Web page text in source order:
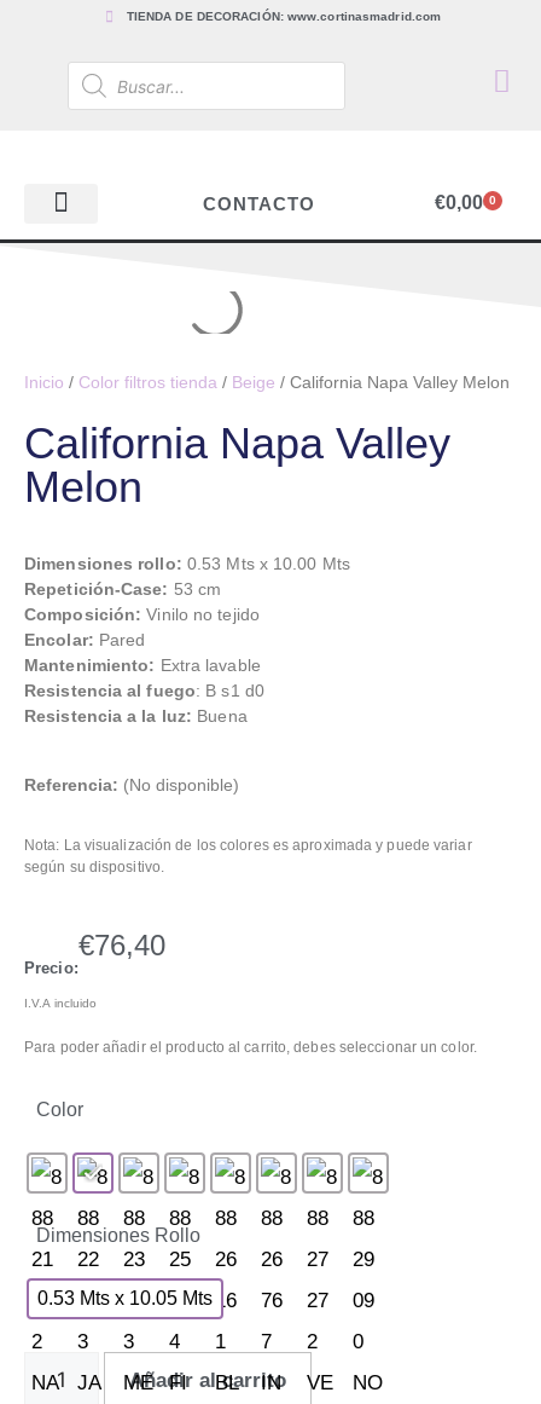
TIENDA DE DECORACIÓN: www.cortinasmadrid.com
CONTACTO €0,00 0
Inicio / Color filtros tienda / Beige / California Napa Valley Melon
California Napa Valley
Melon
Dimensiones rollo: 0.53 Mts x 10.00 Mts
Repetición-Case: 53 cm
Composición: Vinilo no tejido
Encolar: Pared
Mantenimiento: Extra lavable
Resistencia al fuego: B s1 d0
Resistencia a la luz: Buena
Referencia: (No disponible)
Nota: La visualización de los colores es aproximada y puede variar
según su dispositivo.
Precio:
€76,40
I.V.A incluido
Para poder añadir el producto al carrito, debes seleccionar un color.
Color
Dimensiones Rollo
0.53 Mts x 10.05 Mts
Añadir al carrito